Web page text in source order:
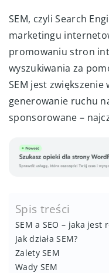
SEM, czyli Search
marketingu
promowaniu stron
wyszukiwania za
SEM jest
generowanie ruchu
sponsorowane –
Spis treści
SEM a SEO – jaka jest
Jak działa SEM?
Zalety SEM
Wady SEM